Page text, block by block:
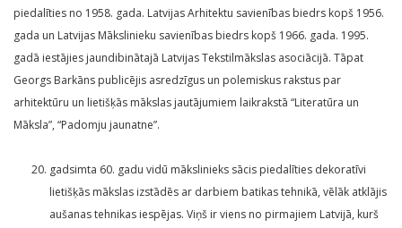
piedalīties no 1958. gada. Latvijas Arhitektu savienības biedrs kopš 1956.
gada un Latvijas Mākslinieku savienības biedrs kopš 1966. gada. 1995.
gadā iestājies jaundibinātajā Latvijas Tekstilmākslas asociācijā. Tāpat
Georgs Barkāns publicējis asredzīgus un polemiskus rakstus par
arhitektūru un lietišķās mākslas jautājumiem laikrakstā “Literatūra un
Māksla”, “Padomju jaunatne”.
gadsimta 60. gadu vidū mākslinieks sācis piedalīties dekoratīvi
lietišķās mākslas izstādēs ar darbiem batikas tehnikā, vēlāk atklājis
aušanas tehnikas iespējas. Viņš ir viens no pirmajiem Latvijā, kurš